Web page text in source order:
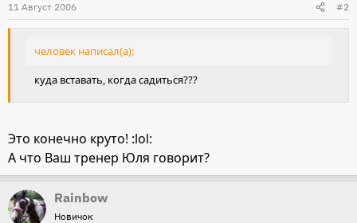
11 Август 2006 #2
человек написал(а):
куда вставать, когда садиться???
Это конечно круто! :lol:
А что Ваш тренер Юля говорит?
Rainbow
Новичок